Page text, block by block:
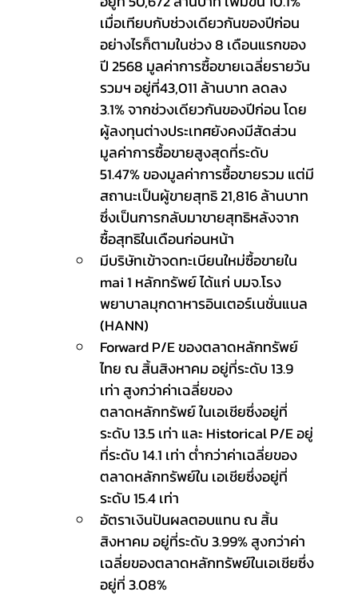
เมื่อเทียบกับช่วงเดียวกันของปีก่อน
อย่างไรก็ตามในช่วง 8 เดือนแรกของ
ปี 2568 มูลค่าการซื้อขายเฉลี่ยรายวัน
รวมฯ อยู่ที่43,011 ล้านบาท ลดลง
3.1% จากช่วงเดียวกันของปีก่อน โดย
ผู้ลงทุนต่างประเทศยังคงมีสัดส่วน
มูลค่าการซื้อขายสูงสุดที่ระดับ
51.47% ของมูลค่าการซื้อขายรวม แต่มี
สถานะเป็นผู้ขายสุทธิ 21,816 ล้านบาท
ซึ่งเป็นการกลับมาขายสุทธิหลังจาก
ซื้อสุทธิในเดือนก่อนหน้า
มีบริษัทเข้าจดทะเบียนใหม่ซื้อขายใน
mai 1 หลักทรัพย์ ได้แก่ บมจ.โรง
พยาบาลมุกดาหารอินเตอร์เนชั่นแนล
(HANN)
Forward P/E ของตลาดหลักทรัพย์
ไทย ณ สิ้นสิงหาคม อยู่ที่ระดับ 13.9
เท่า สูงกว่าค่าเฉลี่ยของ
ตลาดหลักทรัพย์ ในเอเชียซึ่งอยู่ที่
ระดับ 13.5 เท่า และ Historical P/E อยู่
ที่ระดับ 14.1 เท่า ต่ำกว่าค่าเฉลี่ยของ
ตลาดหลักทรัพย์ใน เอเชียซึ่งอยู่ที่
ระดับ 15.4 เท่า
อัตราเงินปันผลตอบแทน ณ สิ้น
สิงหาคม อยู่ที่ระดับ 3.99% สูงกว่าค่า
เฉลี่ยของตลาดหลักทรัพย์ในเอเชียซึ่ง
อยู่ที่ 3.08%